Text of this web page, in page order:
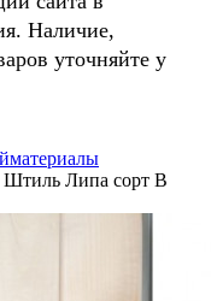
Наличие,
уточняйте у
Штиль Липа сорт В